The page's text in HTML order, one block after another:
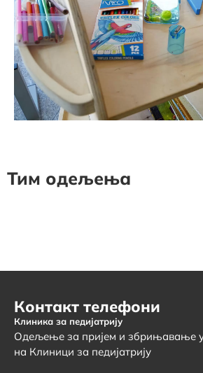
Тим одељења
Контакт телефони
Клиника за педијатрију
Одељење за пријем и збрињавање
на Клиници за педијатрију